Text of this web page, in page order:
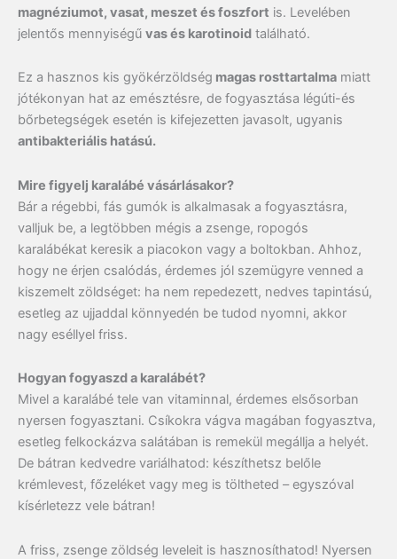
magnéziumot, vasat, meszet és foszfort is. Levelében
jelentős mennyiségű vas és karotinoid található.
Ez a hasznos kis gyökérzöldség magas rosttartalma miatt
jótékonyan hat az emésztésre, de fogyasztása légúti-és
bőrbetegségek esetén is kifejezetten javasolt, ugyanis
antibakteriális hatású.
Mire figyelj karalábé vásárlásakor?
Bár a régebbi, fás gumók is alkalmasak a fogyasztásra,
valljuk be, a legtöbben mégis a zsenge, ropogós
karalábékat keresik a piacokon vagy a boltokban. Ahhoz,
hogy ne érjen csalódás, érdemes jól szemügyre venned a
kiszemelt zöldséget: ha nem repedezett, nedves tapintású,
esetleg az ujjaddal könnyedén be tudod nyomni, akkor
nagy eséllyel friss.
Hogyan fogyaszd a karalábét?
Mivel a karalábé tele van vitaminnal, érdemes elsősorban
nyersen fogyasztani. Csíkokra vágva magában fogyasztva,
esetleg felkockázva salátában is remekül megállja a helyét.
De bátran kedvedre variálhatod: készíthetsz belőle
krémlevest, főzeléket vagy meg is töltheted – egyszóval
kísérletezz vele bátran!
A friss, zsenge zöldség leveleit is hasznosíthatod! Nyersen